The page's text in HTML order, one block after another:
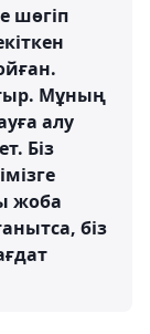
шөгіп
Мұның
алу
Біз
жоба
біз